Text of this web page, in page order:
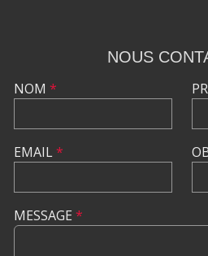
NOUS
NOM *
EMAIL*
MESSAGE *